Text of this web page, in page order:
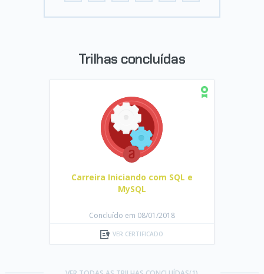
Trilhas concluídas
Carreira Iniciando com SQL e
MySQL
Concluído em 08/01/2018
VER CERTIFICADO